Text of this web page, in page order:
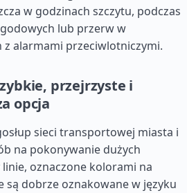
w godzinach szczytu, podczas
lub przerw w
alarmami przeciwlotniczymi.
przejrzyste i
opcja
sieci transportowej miasta i
na pokonywanie dużych
linie, oznaczone kolorami na
są dobrze oznakowane w języku